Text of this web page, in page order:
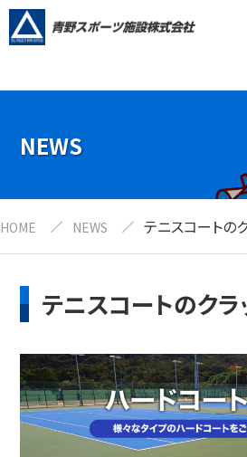
NEWS
HOME NEWS テニスコートの
テニスコートのク